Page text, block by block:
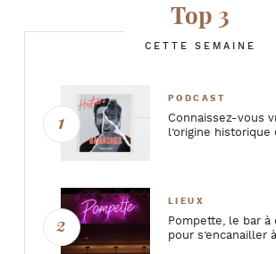
Top 3
CETTE SEMAINE
PODCAST
Connaissez-vous
l’origine historique
LIEUX
Pompette, le bar à
pour s’encanailler